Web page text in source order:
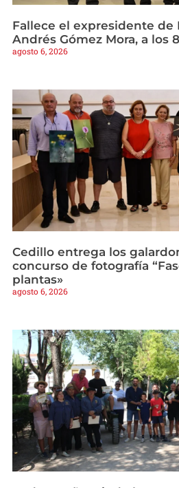
Fallece el expresidente de
Andrés Gómez Mora, a los
agosto 6, 2026
Cedillo entrega los
concurso de fotografía
plantas»
agosto 6, 2026